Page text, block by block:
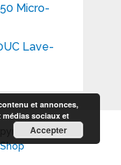
Micro-
Lave-
© 2026.
et annonces,
sociaux et
Accepter